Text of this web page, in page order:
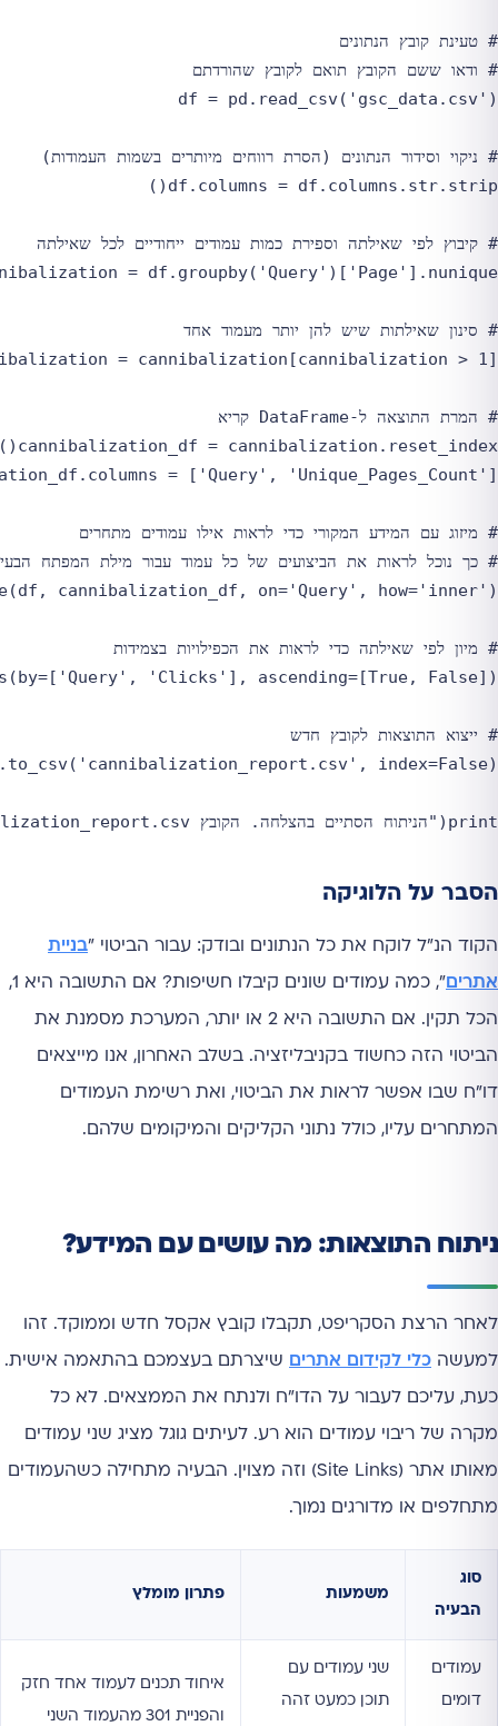
print("הניתוח הסתיים בהצלחה. הקובץ cannibalization_report.csv מוכן.")
הסבר על הלוגיקה
הקוד הנ"ל לוקח את כל הנתונים ובודק: עבור הביטוי "בניית
אתרים ", כמה עמודים שונים קיבלו חשיפות? אם התשובה היא 1,
הכל תקין. אם התשובה היא 2 או יותר, המערכת מסמנת את
הביטוי הזה כחשוד בקניבליזציה. בשלב האחרון, אנו מייצאים
דו"ח שבו אפשר לראות את הביטוי, ואת רשימת העמודים
המתחרים עליו, כולל נתוני הקליקים והמיקומים שלהם.
ניתוח התוצאות: מה עושים עם המידע?
לאחר הרצת הסקריפט, תקבלו קובץ אקסל חדש וממוקד. זהו
למעשה כלי לקידום אתרים שיצרתם בעצמכם בהתאמה אישית.
כעת, עליכם לעבור על הדו"ח ולנתח את הממצאים. לא כל
מקרה של ריבוי עמודים הוא רע. לעיתים גוגל מציג שני עמודים
מאותו אתר (Site Links) וזה מצוין. הבעיה מתחילה כשהעמודים
מתחלפים או מדורגים נמוך.
סוג
הבעיה
משמעות פתרון מומלץ
עמודים
דומים
שני עמודים עם
תוכן כמעט זהה
איחוד תכנים לעמוד אחד חזק
והפניית 301 מהעמוד השני